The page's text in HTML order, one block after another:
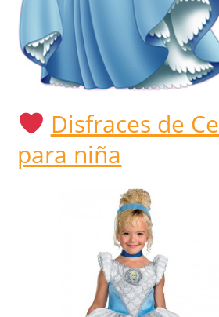
Disfraces de
para niña